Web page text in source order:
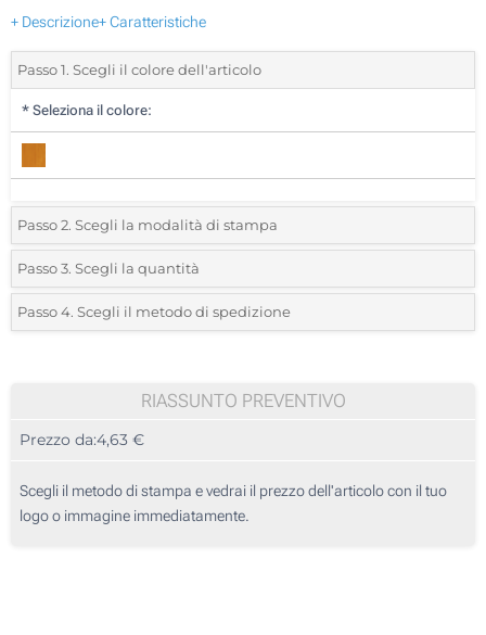
+ Descrizione+ Caratteristiche
Passo 1. Scegli il colore dell'articolo
* Seleziona il colore:
Passo 2. Scegli la modalità di stampa
*Seleziona la posizione di stampa e il colore del vostro logo:
1 Colore (Davanti)
3 Colori (Davanti)
Incisione Laser (Davanti)
Passo 3. Scegli la quantità
*Quantità desiderata:
10
25
50
Passo 4. Scegli il metodo di spedizione
RIASSUNTO PREVENTIVO
Prezzo da:4,63 €
Scegli il metodo di stampa e vedrai il prezzo dell'articolo con il tuo
logo o immagine immediatamente.